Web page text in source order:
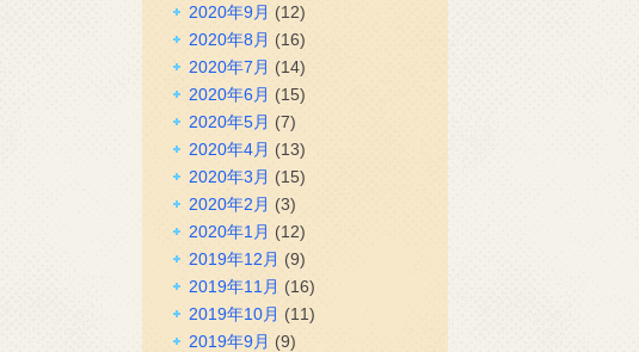
2020年9月 (12)
2020年8月 (16)
2020年7月 (14)
2020年6月 (15)
2020年5月 (7)
2020年4月 (13)
2020年3月 (15)
2020年2月 (3)
2020年1月 (12)
2019年12月 (9)
2019年11月 (16)
2019年10月 (11)
2019年9月 (9)